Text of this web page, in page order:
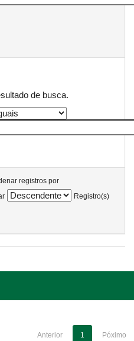
de busca.
registros por
Registro(s)
Anterior 1 Póximo